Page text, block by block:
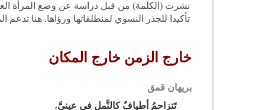
نشرت (الكلمة) من قبل دراسة عن وضع المرأة
تأكيدا للجذر النسوي لمنطلقاتها ورؤاها. هنا
خارج الزمن خارج المكان
بريهان قمق
تَتزاحمُ أطيافٌ كالنَّملِ في عينيَّ،